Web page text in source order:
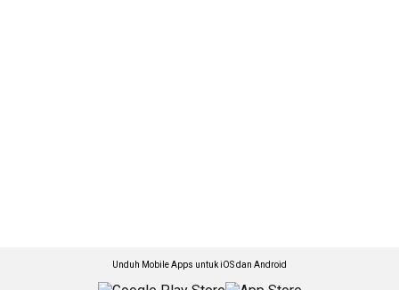
Unduh Mobile Apps untuk iOS dan Android